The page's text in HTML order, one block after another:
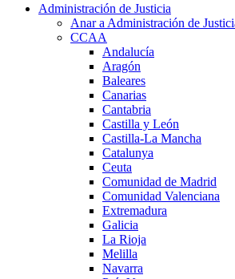
Administración de Justicia
Anar a Administración de
CCAA
Andalucía
Aragón
Baleares
Canarias
Cantabria
Castilla y León
Castilla-La Mancha
Catalunya
Ceuta
Comunidad de Madrid
Comunidad Valenciana
Extremadura
Galicia
La Rioja
Melilla
Navarra